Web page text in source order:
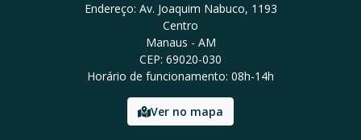
Endereço: Av. Joaquim Nabuco, 1193
Centro
Manaus - AM
CEP: 69020-030
Horário de funcionamento: 08h-14h
Ver no mapa